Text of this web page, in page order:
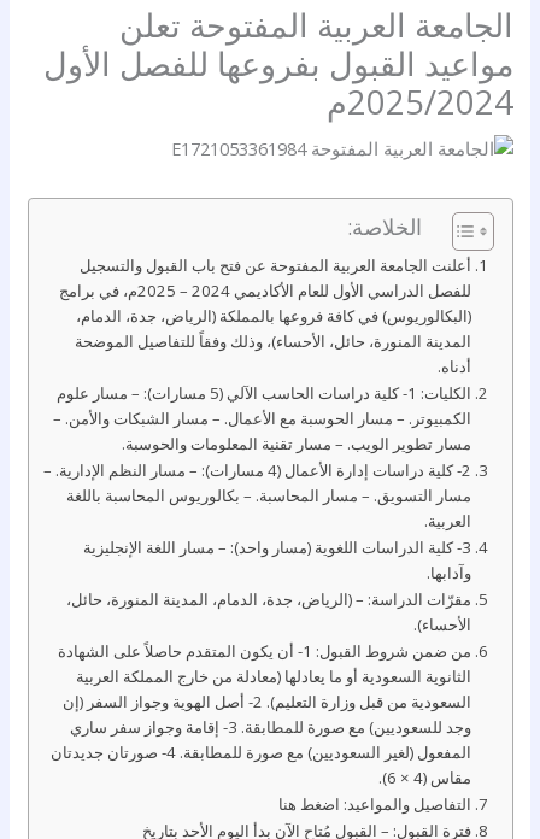
الجامعة العربية المفتوحة تعلن
مواعيد القبول بفروعها للفصل الأول
2025/2024م
الخلاصة:
أعلنت الجامعة العربية المفتوحة عن فتح باب القبول والتسجيل
للفصل الدراسي الأول للعام الأكاديمي 2024 – 2025م، في برامج
(البكالوريوس) في كافة فروعها بالمملكة (الرياض، جدة، الدمام،
المدينة المنورة، حائل، الأحساء)، وذلك وفقاً للتفاصيل الموضحة
أدناه.
الكليات: 1- كلية دراسات الحاسب الآلي (5 مسارات): – مسار علوم
الكمبيوتر. – مسار الحوسبة مع الأعمال. – مسار الشبكات والأمن. –
مسار تطوير الويب. – مسار تقنية المعلومات والحوسبة.
2- كلية دراسات إدارة الأعمال (4 مسارات): – مسار النظم الإدارية. –
مسار التسويق. – مسار المحاسبة. – بكالوريوس المحاسبة باللغة
العربية.
3- كلية الدراسات اللغوية (مسار واحد): – مسار اللغة الإنجليزية
وآدابها.
مقرّات الدراسة: – (الرياض، جدة، الدمام، المدينة المنورة، حائل،
الأحساء).
من ضمن شروط القبول: 1- أن يكون المتقدم حاصلاً على الشهادة
الثانوية السعودية أو ما يعادلها (معادلة من خارج المملكة العربية
السعودية من قبل وزارة التعليم). 2- أصل الهوية وجواز السفر (إن
وجد للسعوديين) مع صورة للمطابقة. 3- إقامة وجواز سفر ساري
المفعول (لغير السعوديين) مع صورة للمطابقة. 4- صورتان جديدتان
مقاس (4 × 6).
التفاصيل والمواعيد: اضغط هنا
فترة القبول: – القبول مُتاح الآن بدأ اليوم الأحد بتاريخ